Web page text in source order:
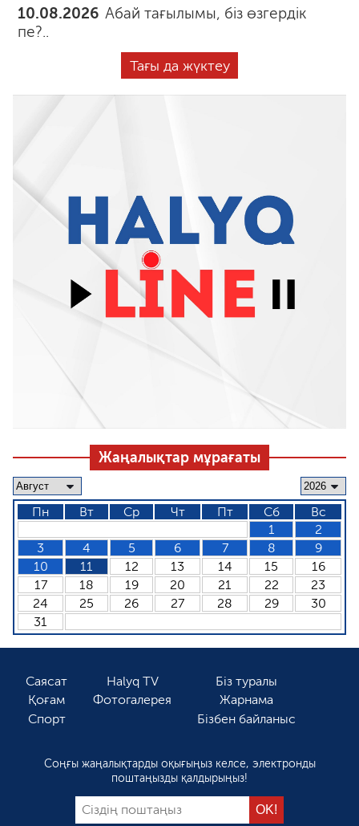
10.08.2026 Абай тағылымы, біз өзгердік
пе?..
Тағы да жүктеу
Жаңалықтар мұрағаты
Пн Вт Ср Чт Пт Сб
Вс
1
2
3
4 5 6 7 8
9
10
11 12 13 14 15
16
17
18 19 20 21 22
23
24
25 26 27 28 29
30
31
Саясат
Қоғам
Спорт
Halyq TV
Фотогалерея
Біз туралы
Жарнама
Бізбен байланыс
Соңғы жаңалықтарды оқығыңыз келсе, электронды
поштаңызды қалдырыңыз!